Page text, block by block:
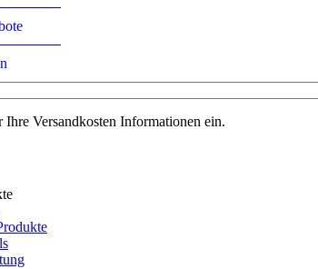
Ihre Versandkosten Informationen ein.